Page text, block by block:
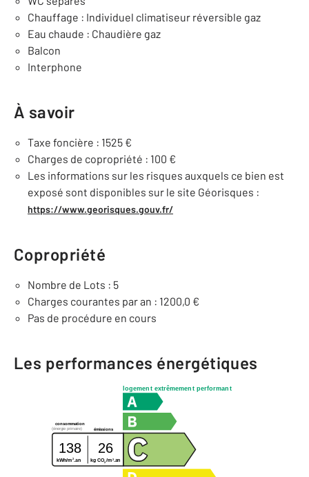
Chauffage : Individuel climatiseur réversible gaz
Eau chaude : Chaudière gaz
Balcon
Interphone
À savoir
Taxe foncière : 1525 €
Charges de copropriété : 100 €
Les informations sur les risques auxquels ce bien est
exposé sont disponibles sur le site Géorisques :
https://www.georisques.gouv.fr/
Copropriété
Nombre de Lots : 5
Charges courantes par an : 1200,0 €
Pas de procédure en cours
Les performances énergétiques
logement extrêmement performant
consommation
émissions
(énergie primaire)
138 26
kWh/m 2 .an kg CO2/m2.an